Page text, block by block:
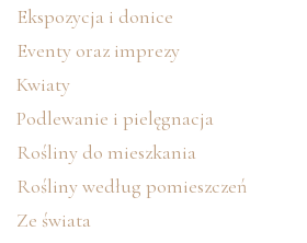
Ekspozycja i donice
Eventy oraz imprezy
Kwiaty
Podlewanie i pielęgnacja
Rośliny do mieszkania
Rośliny według pomieszczeń
Ze świata